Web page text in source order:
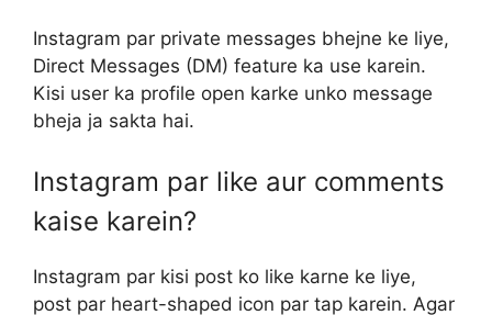
Instagram par private messages bhejne ke liye,
Direct Messages (DM) feature ka use karein.
Kisi user ka profile open karke unko message
bheja ja sakta hai.
Instagram par like aur comments
kaise karein?
Instagram par kisi post ko like karne ke liye,
post par heart-shaped icon par tap karein. Agar